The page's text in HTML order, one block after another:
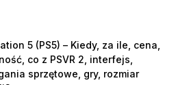
5 (PS5) – Kiedy, za ile, cena,
co z PSVR 2, interfejs,
sprzętowe, gry, rozmiar